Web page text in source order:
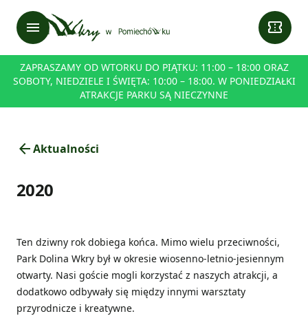
menu confirmation_number
ZAPRASZAMY OD WTORKU DO PIĄTKU: 11:00 – 18:00 ORAZ
SOBOTY, NIEDZIELE I ŚWIĘTA: 10:00 – 18:00. W PONIEDZIAŁKI
ATRAKCJE PARKU SĄ NIECZYNNE
arrow_backAktualności
2020
Ten dziwny rok dobiega końca. Mimo wielu przeciwności,
Park Dolina Wkry był w okresie wiosenno-letnio-jesiennym
otwarty. Nasi goście mogli korzystać z naszych atrakcji, a
dodatkowo odbywały się między innymi warsztaty
przyrodnicze i kreatywne.